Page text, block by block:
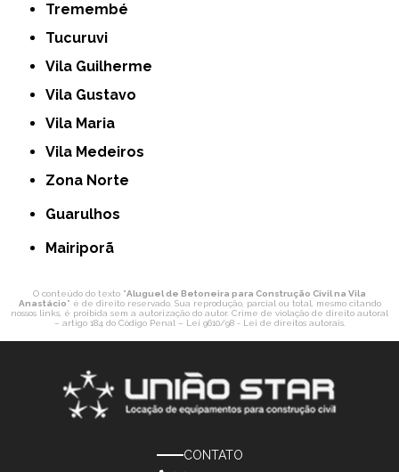
Tremembé
Tucuruvi
Vila Guilherme
Vila Gustavo
Vila Maria
Vila Medeiros
Zona Norte
Guarulhos
Mairiporã
O conteúdo do texto "Aluguel de Betoneira para Construção Civil na Vila
Anastácio" é de direito reservado. Sua reprodução, parcial ou total, mesmo citando
nossos links, é proibida sem a autorização do autor. Crime de violação de direito autoral
– artigo 184 do Código Penal – Lei 9610/98 - Lei de direitos autorais.
CONTATO